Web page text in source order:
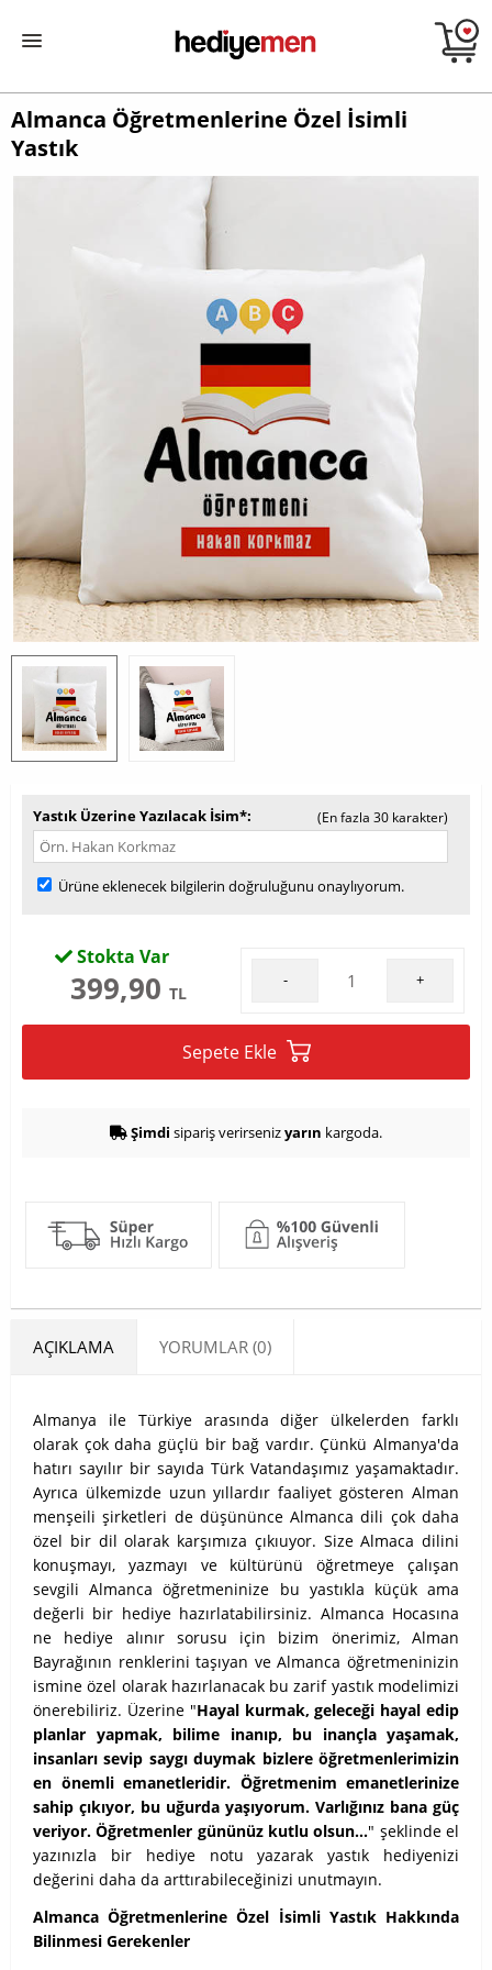
Almanca Öğretmenlerine Özel İsimli
Yastık
Yastık Üzerine Yazılacak İsim* (En fazla 30 karakter)
Ürüne eklenecek bilgilerin doğruluğunu onaylıyorum.
Stokta Var
399,90 TL
- +
Sepete Ekle
Şimdi sipariş verirsenizyarın kargoda.
AÇIKLAMA YORUMLAR (0)
Almanya ile Türkiye arasında diğer ülkelerden farklı
olarak çok daha güçlü bir bağ vardır. Çünkü Almanya'da
hatırı sayılır bir sayıda Türk Vatandaşımız yaşamaktadır.
Ayrıca ülkemizde uzun yıllardır faaliyet gösteren Alman
menşeili şirketleri de düşününce Almanca dili çok daha
özel bir dil olarak karşımıza çıkıuyor. Size Almaca dilini
konuşmayı, yazmayı ve kültürünü öğretmeye çalışan
sevgili Almanca öğretmeninize bu yastıkla küçük ama
değerli bir hediye hazırlatabilirsiniz. Almanca Hocasına
ne hediye alınır sorusu için bizim önerimiz, Alman
Bayrağının renklerini taşıyan ve Almanca öğretmeninizin
ismine özel olarak hazırlanacak bu zarif yastık modelimizi
önerebiliriz. Üzerine "Hayal kurmak, geleceği hayal edip
planlar yapmak, bilime inanıp, bu inançla yaşamak,
insanları sevip saygı duymak bizlere öğretmenlerimizin
en önemli emanetleridir. Öğretmenim emanetlerinize
sahip çıkıyor, bu uğurda yaşıyorum. Varlığınız bana güç
veriyor. Öğretmenler gününüz kutlu olsun..." şeklinde el
yazınızla bir hediye notu yazarak yastık hediyenizi
değerini daha da arttırabileceğinizi unutmayın.
Almanca Öğretmenlerine Özel İsimli Yastık Hakkında
Bilinmesi Gerekenler